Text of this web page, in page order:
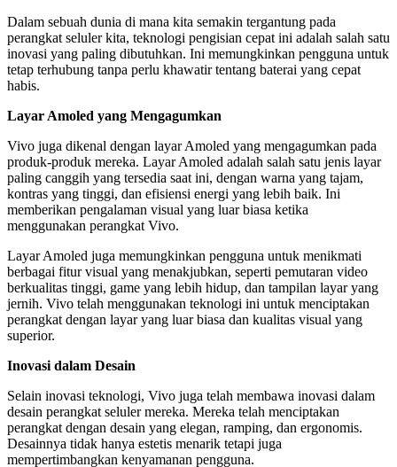
Dalam sebuah dunia di mana kita semakin tergantung pada
perangkat seluler kita, teknologi pengisian cepat ini adalah salah satu
inovasi yang paling dibutuhkan. Ini memungkinkan pengguna untuk
tetap terhubung tanpa perlu khawatir tentang baterai yang cepat
habis.
Layar Amoled yang Mengagumkan
Vivo juga dikenal dengan layar Amoled yang mengagumkan pada
produk-produk mereka. Layar Amoled adalah salah satu jenis layar
paling canggih yang tersedia saat ini, dengan warna yang tajam,
kontras yang tinggi, dan efisiensi energi yang lebih baik. Ini
memberikan pengalaman visual yang luar biasa ketika
menggunakan perangkat Vivo.
Layar Amoled juga memungkinkan pengguna untuk menikmati
berbagai fitur visual yang menakjubkan, seperti pemutaran video
berkualitas tinggi, game yang lebih hidup, dan tampilan layar yang
jernih. Vivo telah menggunakan teknologi ini untuk menciptakan
perangkat dengan layar yang luar biasa dan kualitas visual yang
superior.
Inovasi dalam Desain
Selain inovasi teknologi, Vivo juga telah membawa inovasi dalam
desain perangkat seluler mereka. Mereka telah menciptakan
perangkat dengan desain yang elegan, ramping, dan ergonomis.
Desainnya tidak hanya estetis menarik tetapi juga
mempertimbangkan kenyamanan pengguna.